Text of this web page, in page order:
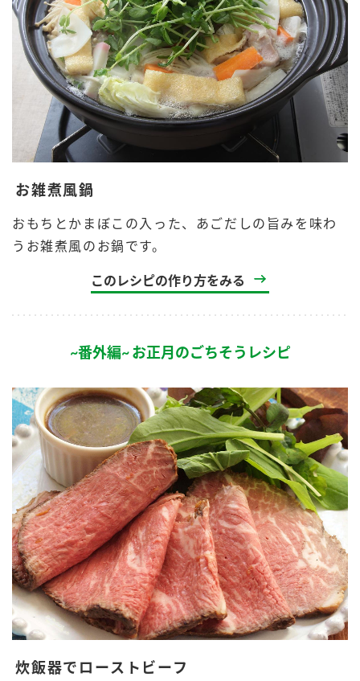
お雑煮風鍋
おもちとかまぼこの入った、あごだしの旨みを味わ
うお雑煮風のお鍋です。
このレシピの作り方をみる
~番外編~ お正月のごちそうレシピ
炊飯器でローストビーフ